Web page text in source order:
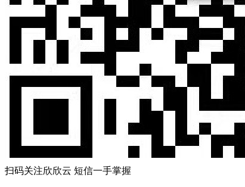
扫码关注欣欣云 短信一手掌握